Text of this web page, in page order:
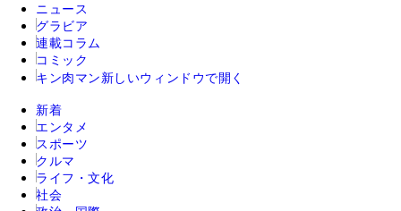
ニュース
グラビア
連載コラム
コミック
キン肉マン 新しいウィンドウで開く
新着
エンタメ
スポーツ
クルマ
ライフ・文化
社会